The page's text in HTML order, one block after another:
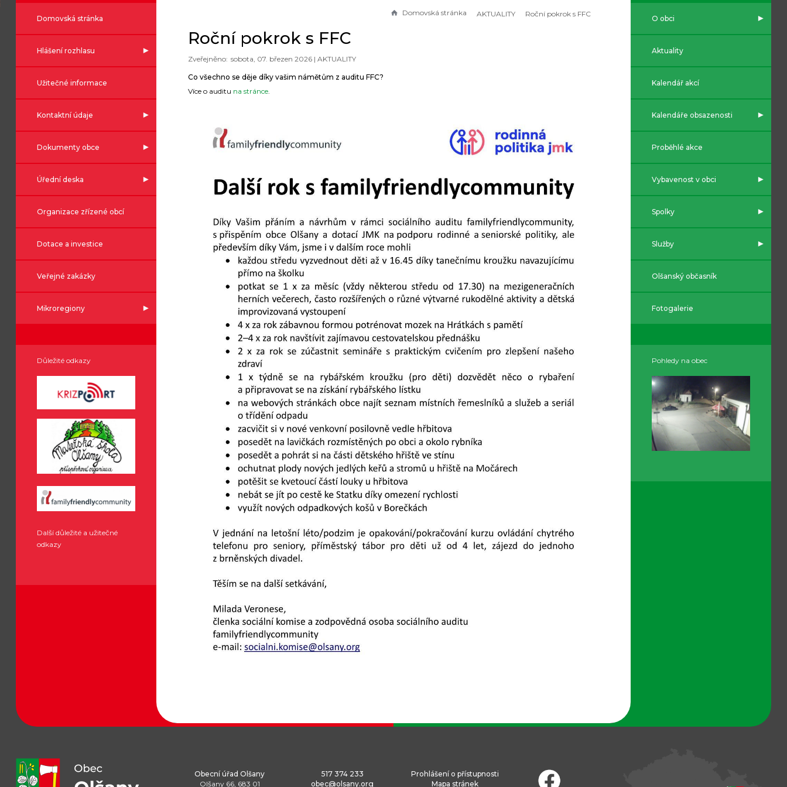
Domovská stránka
Hlášení rozhlasu
Užitečné informace
Kontaktní údaje
Dokumenty obce
Úřední deska
Organizace zřízené obcí
Dotace a investice
Veřejné zakázky
Mikroregiony
Důležité odkazy
Další důležité a užitečné
odkazy
Domovská stránka AKTUALITY Roční pokrok s FFC
Roční pokrok s FFC
sobota, 07. březen 2026 | AKTUALITY
Co všechno se děje díky vašim námětům z auditu FFC?
Více o auditu na stránce.
O obci
Aktuality
Kalendář akcí
Kalendáře obsazenosti
Proběhlé akce
Vybavenost v obci
Spolky
Služby
Olšanský občasník
Fotogalerie
Pohledy na obec
Obecní úřad Olšany
Olšany 66, 683 01
517 374 233
obec@olsany.org
Prohlášení o přístupnosti
Mapa stránek